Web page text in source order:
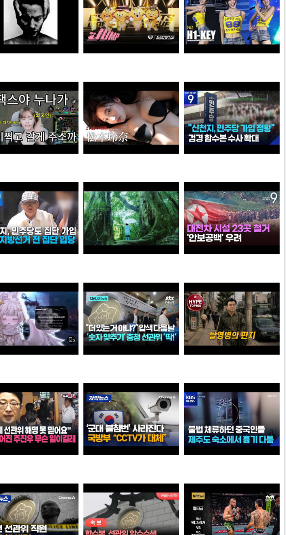
극혐
픽도리
오타쿠
타짜신정환
와꾸대장봉준
떨어진원숭이
아이언맨
떨어진원숭이
타짜신정환
애플
크롬
타짜신정환
크롬
아이언맨